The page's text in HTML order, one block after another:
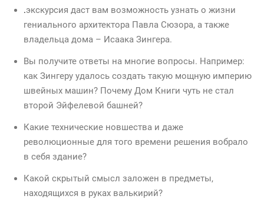
.экскурсия даст вам возможность узнать о жизни
гениального архитектора Павла Сюзора, а также
владельца дома – Исаака Зингера.
Вы получите ответы на многие вопросы. Например:
как Зингеру удалось создать такую мощную империю
швейных машин? Почему Дом Книги чуть не стал
второй Эйфелевой башней?
Какие технические новшества и даже
революционные для того времени решения вобрало
в себя здание?
Какой скрытый смысл заложен в предметы,
находящихся в руках валькирий?